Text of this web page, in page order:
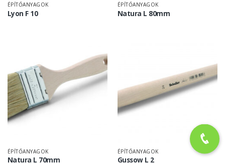
ÉPÍTŐANYAGOK
Lyon F 10
ÉPÍTŐANYAGOK
Natura L 80mm
ÉPÍTŐANYAGOK
Natura L 70mm
ÉPÍTŐANYAGOK
Gussow L 2